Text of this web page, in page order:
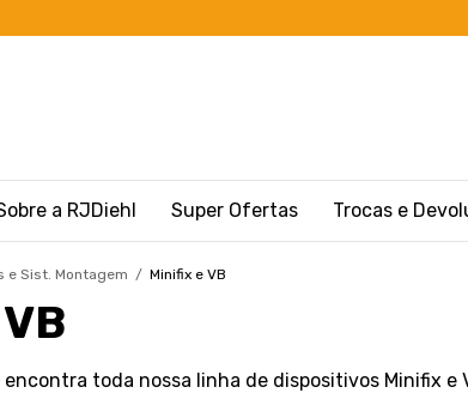
a RJDiehl Super Ofertas Trocas e
e Sist. Montagem / Minifix e VB
toda nossa linha de dispositivos Minifix e